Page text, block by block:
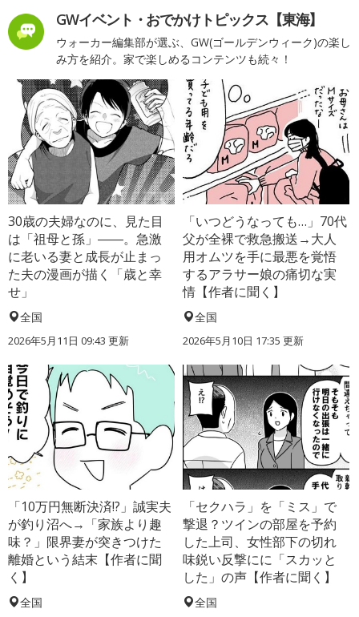
GWイベント・おでかけトピックス【東海】
ウォーカー編集部が選ぶ、GW(ゴールデンウィーク)の楽し
み方を紹介。家で楽しめるコンテンツも続々！
30歳の夫婦なのに、見た目
は「祖母と孫」――。急激
に老いる妻と成長が止まっ
た夫の漫画が描く「歳と幸
せ」
全国
2026年5月11日 09:43 更新
「いつどうなっても…」70代
父が全裸で救急搬送→大人
用オムツを手に最悪を覚悟
するアラサー娘の痛切な実
情【作者に聞く】
全国
2026年5月10日 17:35 更新
「10万円無断決済!?」誠実夫
が釣り沼へ→「家族より趣
味？」限界妻が突きつけた
離婚という結末【作者に聞
く】
全国
「セクハラ」を「ミス」で
撃退？ツインの部屋を予約
した上司、女性部下の切れ
味鋭い反撃にに「スカッと
した」の声【作者に聞く】
全国